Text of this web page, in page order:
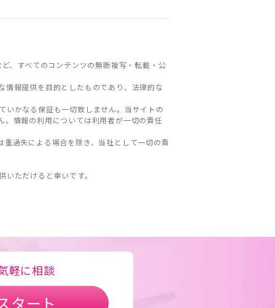
、すべてのコンテンツの無断複写・転載・公
報提供を目的としたものであり、法律的な
いかなる保証も一切致しません。当サイトの
情報の利用については利用者が一切の責任
過失による場合を除き、当社として一切の責
ただけると幸いです。
軽に相談
タート